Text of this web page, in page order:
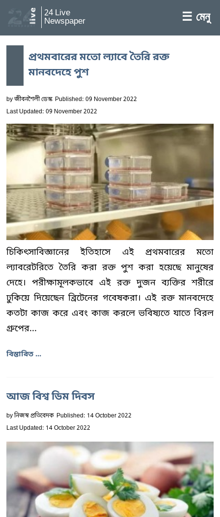
24 Live
Newspaper ☰ মেনু
প্রথমবারের মতো ল্যাবে তৈরি রক্ত
মানবদেহে পুশ
byজীবনশৈলী ডেস্ক Published: 09 November 2022
Last Updated: 09 November 2022
চিকিৎসাবিজ্ঞানের ইতিহাসে এই প্রথমবারের মতো
ল্যাবরেটরিতে তৈরি করা রক্ত পুশ করা হয়েছে মানুষের
দেহে। পরীক্ষামূলকভাবে এই রক্ত দুজন ব্যক্তির শরীরে
ঢুকিয়ে দিয়েছেন ব্রিটেনের গবেষকরা। এই রক্ত মানবদেহে
কতটা কাজ করে এবং কাজ করলে ভবিষ্যতে যাতে বিরল
গ্রুপের...
বিস্তারিত ...
আজ বিশ্ব ডিম দিবস
byনিজস্ব প্রতিবেদক Published: 14 October 2022
Last Updated: 14 October 2022